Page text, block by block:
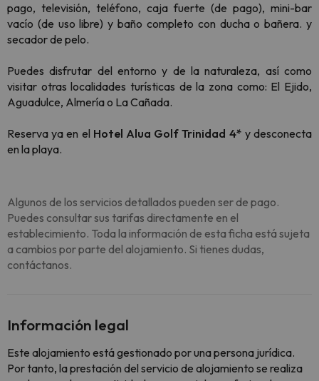
pago, televisión, teléfono, caja fuerte (de pago), mini-bar
vacío (de uso libre) y baño completo con ducha o bañera. y
secador de pelo.
Puedes disfrutar del entorno y de la naturaleza, así como
visitar otras localidades turísticas de la zona como: El Ejido,
Aguadulce, Almería o La Cañada.
Reserva ya en el Hotel Alua Golf Trinidad 4* y desconecta
en la playa.
Algunos de los servicios detallados pueden ser de pago.
Puedes consultar sus tarifas directamente en el
establecimiento. Toda la información de esta ficha está sujeta
a cambios por parte del alojamiento. Si tienes dudas,
contáctanos.
Información legal
Este alojamiento está gestionado por una persona jurídica.
Por tanto, la prestación del servicio de alojamiento se realiza